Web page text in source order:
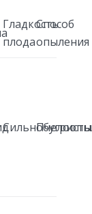
Гладкость
плода
Способ
опыления